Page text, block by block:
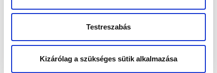
Testreszabás
Kizárólag a szükséges sütik alkalmazása
szakemberrel konzultálni.